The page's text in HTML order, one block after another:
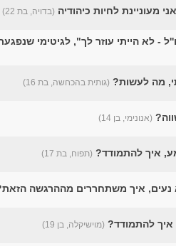
מעוניינת לחיות כיהודיה (בדויה, בת 22)
לא הייתי עוזר לך", לגיטימי
מה לעשות? (גותית בהכחשה, בת 16)
(אנונימי, בן 14)
איך להתמודד? (תפוח, בת 17)
נעים, איך משתחררים מההרגשה
להתמודד? (מוישיקלה, בן 19)